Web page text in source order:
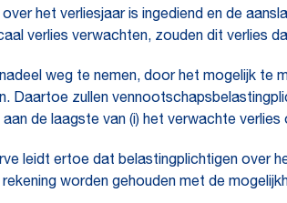
het verliesjaar is ingediend en de
verlies verwachten, zouden dit verlies
weg te nemen, door het mogelijk
Daartoe zullen
de laagste van (i) het verwachte
leidt ertoe dat belastingplichtigen over
worden gehouden met de